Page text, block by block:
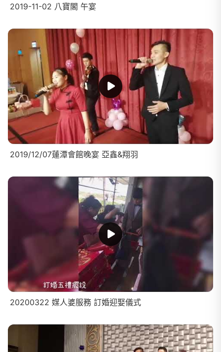
2019-11-02 八寶閣 午宴
2019/12/07蓮潭會館晚宴 亞鑫&翔羽
20200322 媒人婆服務 訂婚迎娶儀式